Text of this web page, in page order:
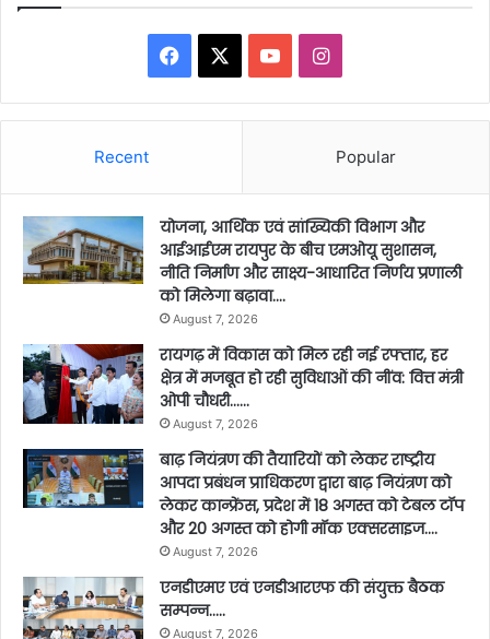
Facebook YouTubeInstagram
Recent Popular
योजना, आर्थिक एवं सांख्यिकी विभाग और
आईआईएम रायपुर के बीच एमओयू सुशासन,
नीति निर्माण और साक्ष्य-आधारित निर्णय प्रणाली
को मिलेगा बढ़ावा….
August 7, 2026
रायगढ़ में विकास को मिल रही नई रफ्तार, हर
क्षेत्र में मजबूत हो रही सुविधाओं की नींव: वित्त मंत्री
ओपी चौधरी……
August 7, 2026
बाढ़ नियंत्रण की तैयारियों को लेकर राष्ट्रीय
आपदा प्रबंधन प्राधिकरण द्वारा बाढ़ नियंत्रण को
लेकर कान्फ्रेंस, प्रदेश में 18 अगस्त को टेबल टॉप
और 20 अगस्त को होगी मॉक एक्सरसाइज….
August 7, 2026
एनडीएमए एवं एनडीआरएफ की संयुक्त बैठक
सम्पन्न…..
August 7, 2026